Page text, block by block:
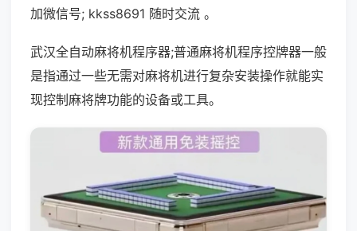
加微信号; kkss8691 随时交流 。
武汉全自动麻将机程序器;普通麻将机程序控牌器一般
是指通过一些无需对麻将机进行复杂安装操作就能实
现控制麻将牌功能的设备或工具。